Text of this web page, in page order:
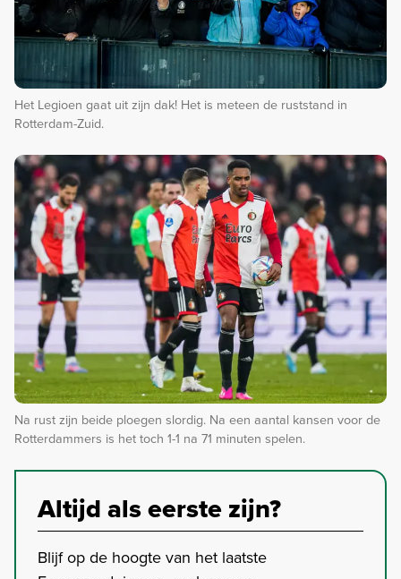
Het Legioen gaat uit zijn dak! Het is meteen de ruststand in
Rotterdam-Zuid.
Na rust zijn beide ploegen slordig. Na een aantal kansen voor de
Rotterdammers is het toch 1-1 na 71 minuten spelen.
Altijd als eerste zijn?
Blijf op de hoogte van het laatste